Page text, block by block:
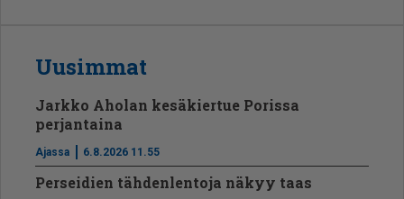
Uusimmat
Jarkko Aholan kesäkiertue Porissa
perjantaina
Ajassa 6.8.2026 11.55
Perseidien tähdenlentoja näkyy taas